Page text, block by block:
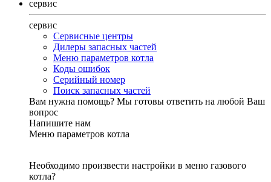
сервис
сервис
Сервисные центры
Дилеры запасных частей
Меню параметров котла
Коды ошибок
Серийный номер
Поиск запасных частей
Вам нужна помощь? Мы готовы ответить на любой Ваш
вопрос
Напишите нам
Меню параметров котла
Необходимо произвести настройки в меню газового
котла?